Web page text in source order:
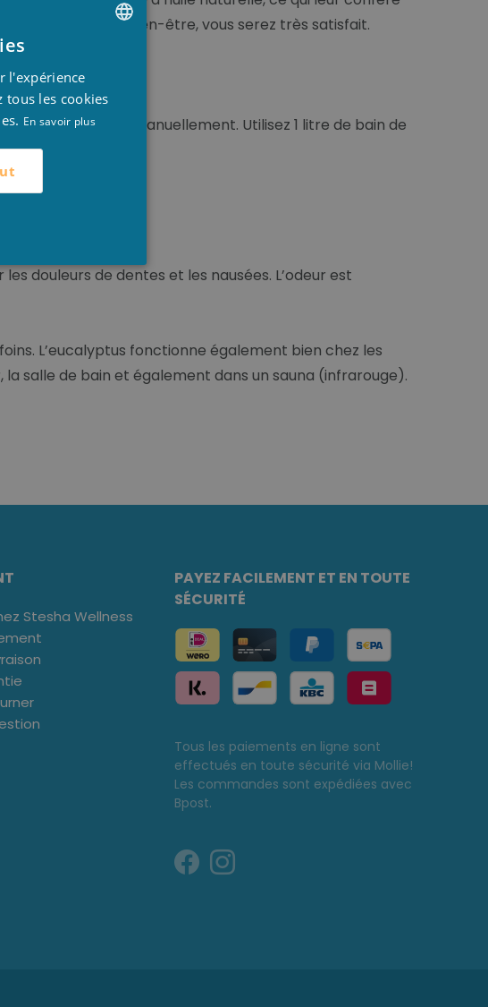
expérience de bien-être, vous serez très satisfait.
peut être utiliser manuellement. Utilisez 1 litre de bain de
douleurs de dentes et les nausées. L’odeur est
L’eucalyptus fonctionne également bien chez les
salle de bain et également dans un sauna (infrarouge).
Stesha Wellness
PAYEZ FACILEMENT ET EN TOUTE
SÉCURITÉ
Tous les paiements en ligne sont
effectués en toute sécurité via Mollie!
Les commandes sont expédiées avec
Bpost.
ENGLISH
l'expérience
tous les cookies
En savoir plus